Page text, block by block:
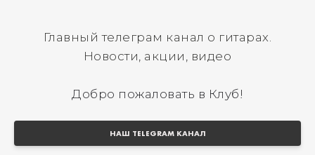
Главный телеграм канал о гитарах.
Новости, акции, видео
Добро пожаловать в Клуб!
НАШ TELEGRAM КАНАЛ